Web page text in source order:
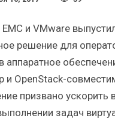
и VMware
решение для
аппаратное
и OpenStack-
призвано
задач
Итоги и Бестселлеры
ИБП